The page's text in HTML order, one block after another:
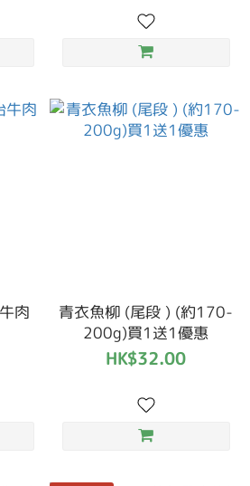
肉
青衣魚柳 (尾段 ) (約170-
200g)買1送1優惠
HK$32.00